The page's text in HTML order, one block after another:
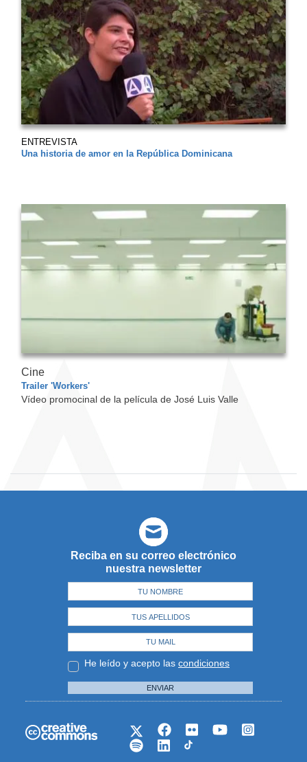
ENTREVISTA
Una historia de amor en la República Dominicana
Cine
Trailer 'Workers'
Vídeo promocinal de la película de José Luis Valle
Reciba en su correo electrónico
nuestra newsletter
He leído y acepto las condiciones
ENVIAR